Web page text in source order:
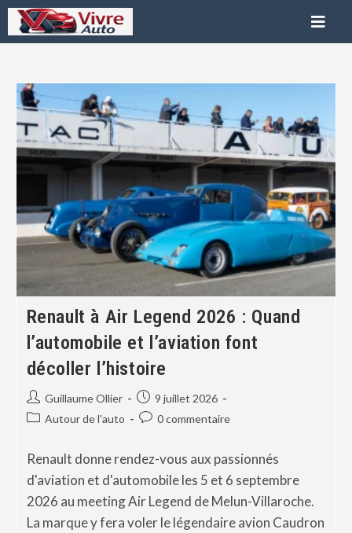
Renault à Air Legend 2026 : Quand
l’automobile et l’aviation font
décoller l’histoire
Guillaume Ollier
9 juillet 2026
Autour de l'auto
0 commentaire
Renault donne rendez-vous aux passionnés
d'aviation et d'automobile les 5 et 6 septembre
2026 au meeting Air Legend de Melun-Villaroche.
La marque y fera voler le légendaire avion Caudron